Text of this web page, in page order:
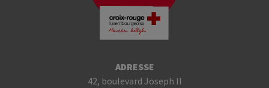
ADRESSE
42, boulevard Joseph II